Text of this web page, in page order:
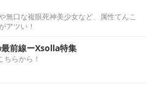
無口な複眼死神美少女など、属性てんこ
アツい！
前線ーXsolla特集
らから！